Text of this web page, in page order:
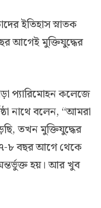
ইতিহাস স্নাতক
আগেই মুক্তিযুদ্ধের
প্যারিমোহন কলেজে
নাথে বলেন, “আমরা
তখন মুক্তিযুদ্ধের
৭-৮ বছর আগে থেকে
হয়। আর খুব